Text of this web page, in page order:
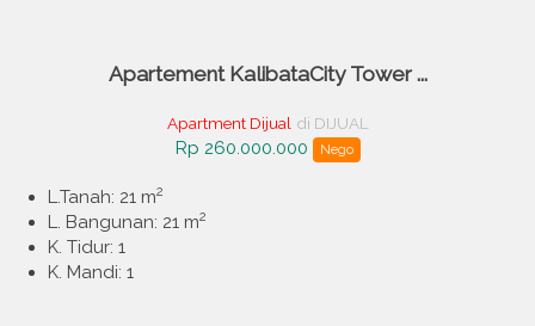
Apartement KalibataCity Tower ...
Apartment Dijual di DIJUAL
Rp 260.000.000 Nego
L.Tanah: 21 m2
L. Bangunan: 21 m2
K. Tidur: 1
K. Mandi: 1